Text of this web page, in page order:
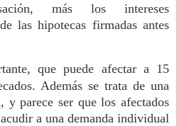
más los intereses
las hipotecas firmadas antes
que puede afectar a 15
Además se trata de una
y parece ser que los afectados
a una demanda individual